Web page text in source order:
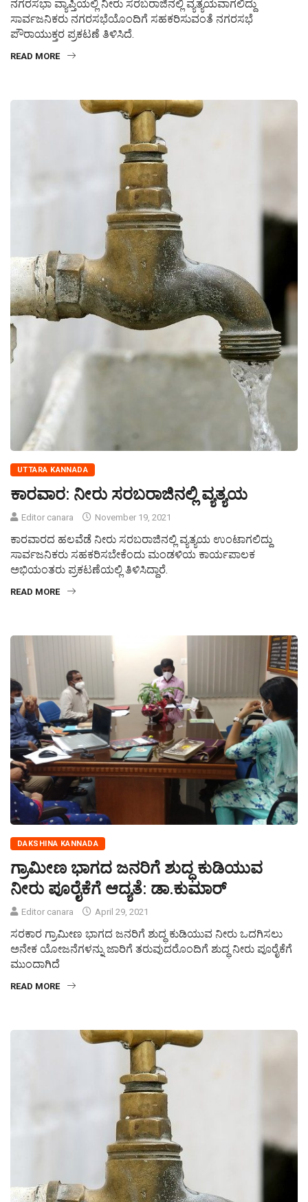
ನಗರಸಭಾ ವ್ಯಾಪ್ತಿಯಲ್ಲಿ ನೀರು ಸರಬರಾಜಿನಲ್ಲಿ ವ್ಯತ್ಯಯವಾಗಲಿದ್ದು
ಸಾರ್ವಜನಿಕರು ನಗರಸಭೆಯೊಂದಿಗೆ ಸಹಕರಿಸುವಂತೆ ನಗರಸಭೆ
ಪೌರಾಯುಕ್ತರ ಪ್ರಕಟಣೆ ತಿಳಿಸಿದೆ.
READ MORE
UTTARA KANNADA
ಕಾರವಾರ: ನೀರು ಸರಬರಾಜಿನಲ್ಲಿ ವ್ಯತ್ಯಯ
Editor canara November 19, 2021
ಕಾರವಾರದ ಹಲವೆಡೆ ನೀರು ಸರಬರಾಜಿನಲ್ಲಿ ವ್ಯತ್ಯಯ ಉಂಟಾಗಲಿದ್ದು
ಸಾರ್ವಜನಿಕರು ಸಹಕರಿಸಬೇಕೆಂದು ಮಂಡಳಿಯ ಕಾರ್ಯಪಾಲಕ
ಅಭಿಯಂತರು ಪ್ರಕಟಣೆಯಲ್ಲಿ ತಿಳಿಸಿದ್ದಾರೆ.
READ MORE
DAKSHINA KANNADA
ಗ್ರಾಮೀಣ ಭಾಗದ ಜನರಿಗೆ ಶುದ್ಧ ಕುಡಿಯುವ
ನೀರು ಪೂರೈಕೆಗೆ ಆದ್ಯತೆ: ಡಾ.ಕುಮಾರ್
Editor canara April 29, 2021
ಸರಕಾರ ಗ್ರಾಮೀಣ ಭಾಗದ ಜನರಿಗೆ ಶುದ್ಧ ಕುಡಿಯುವ ನೀರು ಒದಗಿಸಲು
ಅನೇಕ ಯೋಜನೆಗಳನ್ನು ಜಾರಿಗೆ ತರುವುದರೊಂದಿಗೆ ಶುದ್ಧ ನೀರು ಪೂರೈಕೆಗೆ
ಮುಂದಾಗಿದೆ
READ MORE